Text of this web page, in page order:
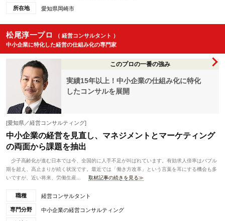
所在地 愛知県岡崎市
松尾淳一プロ
（ 経営コンサルタント ）
中小企業に特化した経営の仕組み化の専門家
このプロの一番の強み
実績15年以上！中小企業の仕組み化に特化
したコンサルを展開
[愛知県／経営コンサルティング]
中小企業の経営を見直し、マネジメントとマーケティング
の両面から課題を抽出
少子高齢化が進む日本では今、全国的に人手不足が叫ばれています。有効求人倍率はバブル
期を超え、高止まりが続く状況です。最近では「働き方改革」という言葉を耳にする機会も多
いですが、近い将来、労働生産...
取材記事の続きを見る≫
職種 経営コンサルタント
専門分野 中小企業の経営コンサルティング